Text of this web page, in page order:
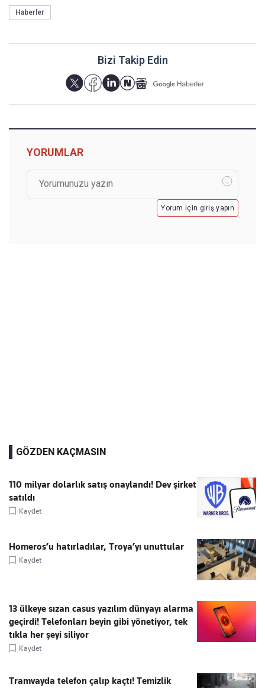
Haberler
Bizi Takip Edin
YORUMLAR
Yorum için giriş yapın
GÖZDEN KAÇMASIN
110 milyar dolarlık satış onaylandı! Dev şirket
satıldı
Kaydet
Homeros’u hatırladılar, Troya’yı unuttular
Kaydet
13 ülkeye sızan casus yazılım dünyayı alarma
geçirdi! Telefonları beyin gibi yönetiyor, tek
tıkla her şeyi siliyor
Kaydet
Tramvayda telefon çalıp kaçtı! Temizlik